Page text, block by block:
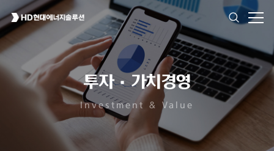
투자·가치경영
Investment & Value